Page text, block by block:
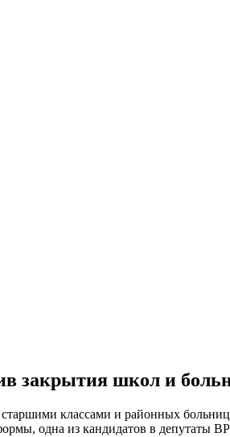
закрытия школ и
классами и районных
одна из кандидатов в депутаты